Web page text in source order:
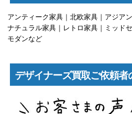
アンティーク家具｜北欧家具｜アジア
ナチュラル家具｜レトロ家具｜ミッド
モダンなど
デザイナーズ買取ご依頼者